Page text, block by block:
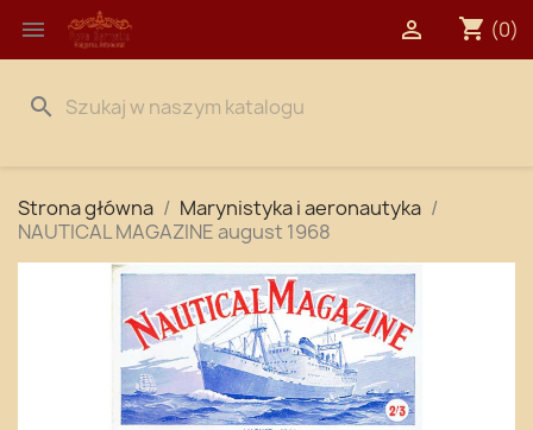
 shopping_cart (0)

search
Strona główna
Marynistyka i aeronautyka
NAUTICAL MAGAZINE august 1968